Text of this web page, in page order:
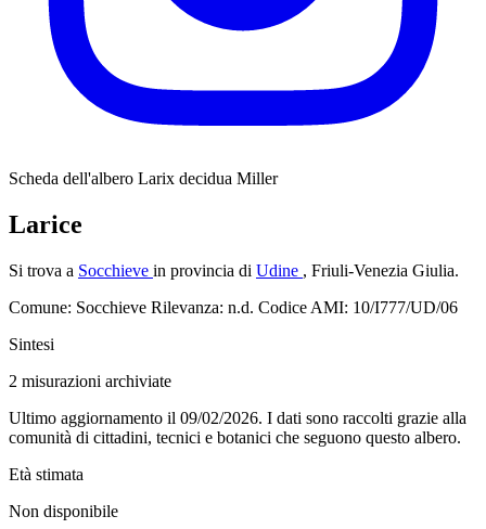
Scheda dell'albero Larix decidua Miller
Larice
Si trova a Socchieve in provincia di Udine , Friuli-Venezia Giulia.
Comune: Socchieve Rilevanza: n.d. Codice AMI: 10/I777/UD/06
Sintesi
2 misurazioni archiviate
Ultimo aggiornamento il 09/02/2026. I dati sono raccolti grazie alla
comunità di cittadini, tecnici e botanici che seguono questo albero.
Età stimata
Non disponibile